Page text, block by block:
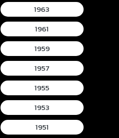
1963
1961
1959
1957
1955
1953
1951